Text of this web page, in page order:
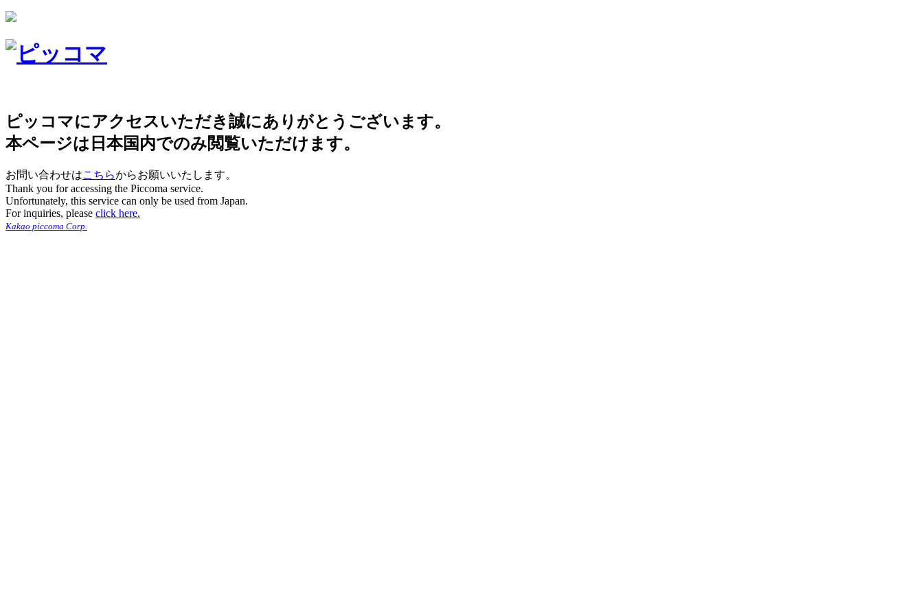
ピッコマにアクセスいただき誠にありがとうございます。
本ページは日本国内でのみ閲覧いただけます。
お問い合わせはこちらからお願いいたします。
Thank you for accessing the Piccoma service.
Unfortunately, this service can only be used from Japan.
For inquiries, please click here.
Kakao piccoma Corp.